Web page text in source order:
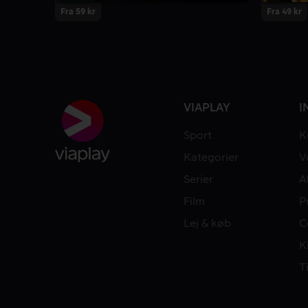
Fra 59 kr Fra 49 kr
VIAPLAY
Sport
Kategorier
Serier
Film
Lej & køb